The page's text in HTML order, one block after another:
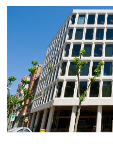
ASTURIAS,
CATALUÑA
CASTILLA-
MANCHA
LAS
COMUNIDADES
DONDE
HEREDAR
SALE
MÁS
CARO